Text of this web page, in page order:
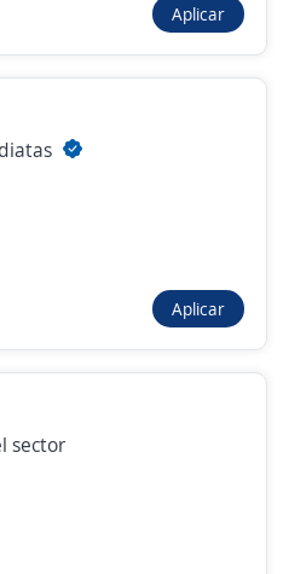
y Operativo en
DE ACTIVOS
Aplicar
Aplicar
sector